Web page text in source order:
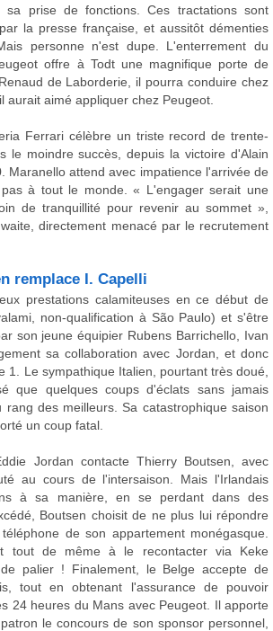
prise de fonctions. Ces tractations sont
la presse française, et aussitôt démenties
personne n'est dupe. L'enterrement du
offre à Todt une magnifique porte de
de Laborderie, il pourra conduire chez
aurait aimé appliquer chez Peugeot.
Ferrari célèbre un triste record de trente-
le moindre succès, depuis la victoire d'Alain
Maranello attend avec impatience l'arrivée de
à tout le monde. « L'engager serait une
de tranquillité pour revenir au sommet »,
directement menacé par le recrutement
remplace I. Capelli
prestations calamiteuses en ce début de
non-qualification à São Paulo) et s'être
son jeune équipier Rubens Barrichello, Ivan
sa collaboration avec Jordan, et donc
1. Le sympathique Italien, pourtant très doué,
que quelques coups d'éclats sans jamais
des meilleurs. Sa catastrophique saison
un coup fatal.
Jordan contacte Thierry Boutsen, avec
au cours de l'intersaison. Mais l'Irlandais
à sa manière, en se perdant dans des
Boutsen choisit de ne plus lui répondre
de son appartement monégasque.
tout de même à le recontacter via Keke
palier ! Finalement, le Belge accepte de
tout en obtenant l'assurance de pouvoir
24 heures du Mans avec Peugeot. Il apporte
le concours de son sponsor personnel,